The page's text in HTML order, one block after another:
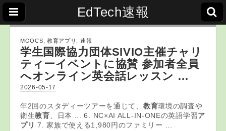
EdTech速報
MOOCS 教育アプリ 速報
学生国際協力団体SIVIO主催チャリ
ティーイベントに協賛 参加者全員
へオンライン英会話レッスン …
2026-05-17
年2回のスタディーツアーを通じて、 教育環境の調査や
衛生教育 、日本 ... 6. NC×AI ALL-IN-ONEの英語学習ア
プリ 7. 家族で使える1,980円のファミリー ...